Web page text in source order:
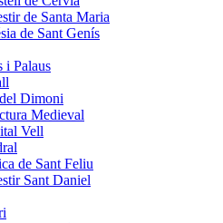
de Santa Maria
de Sant Genís
i Palaus
Dimoni
Medieval
Vell
de Sant Feliu
Sant Daniel